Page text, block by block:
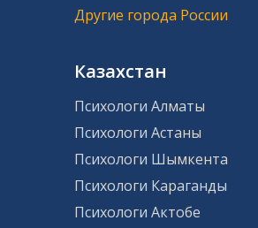
Другие города России
Казахстан
Психологи Алматы
Психологи Астаны
Психологи Шымкента
Психологи Караганды
Психологи Актобе